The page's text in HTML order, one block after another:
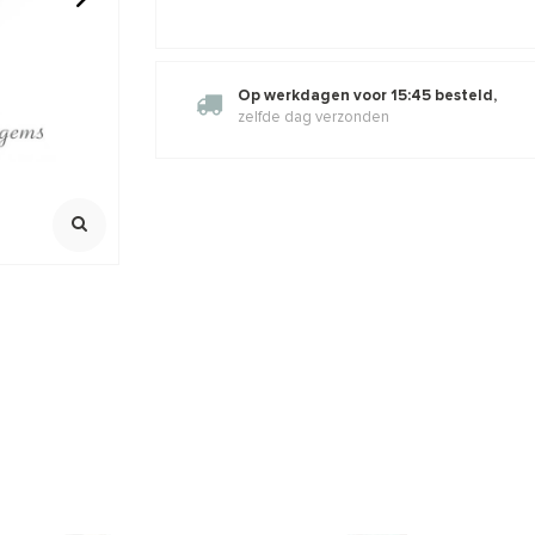
ca.
100%
Op werkdagen voor 15:45 besteld,
zelfde dag verzonden